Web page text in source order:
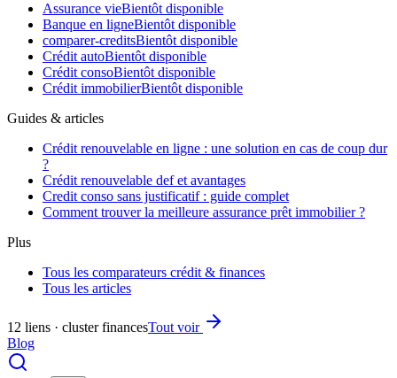
Assurance vieBientôt disponible
Banque en ligneBientôt disponible
comparer-creditsBientôt disponible
Crédit autoBientôt disponible
Crédit consoBientôt disponible
Crédit immobilierBientôt disponible
Guides & articles
Crédit renouvelable en ligne : une solution en cas de coup dur
?
Crédit renouvelable def et avantages
Credit conso sans justificatif : guide complet
Comment trouver la meilleure assurance prêt immobilier ?
Plus
Tous les comparateurs crédit & finances
Tous les articles
12 liens · cluster financesTout voir
Blog